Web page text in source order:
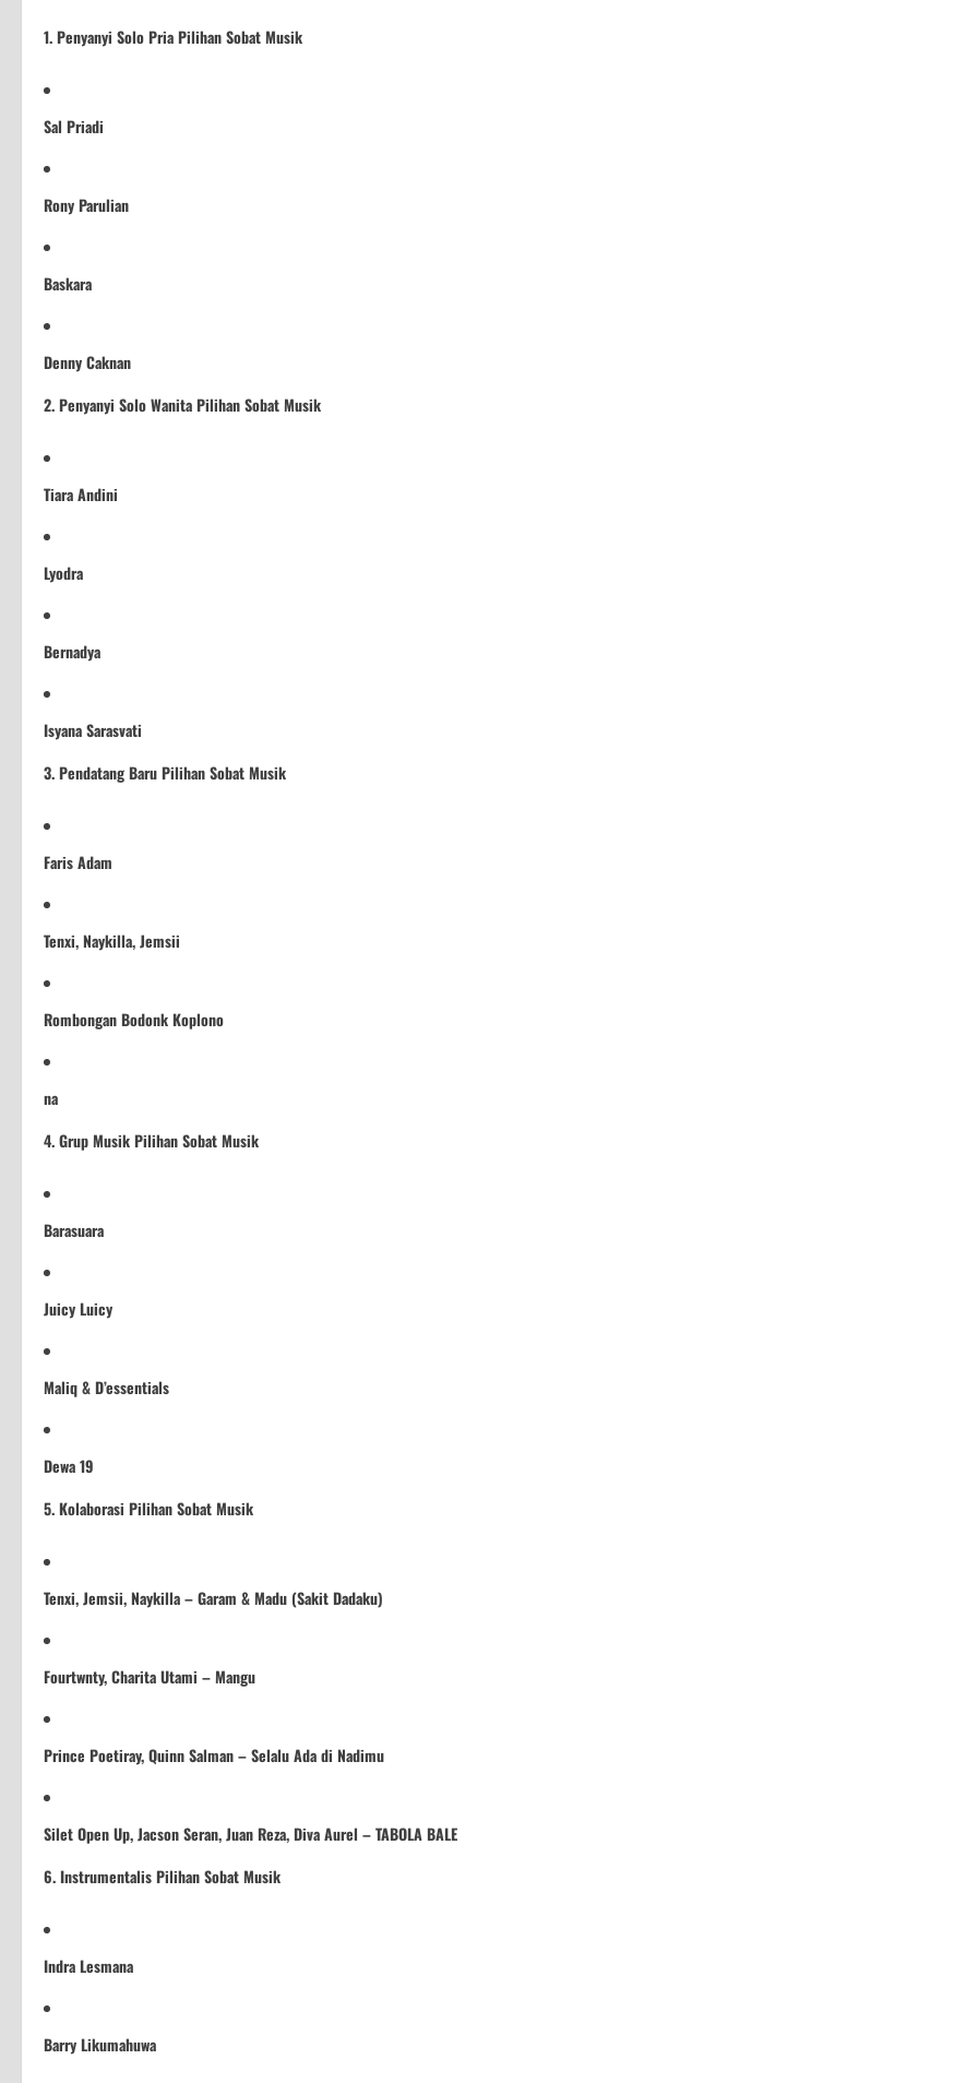
1. Penyanyi Solo Pria Pilihan Sobat Musik
Sal Priadi
Rony Parulian
Baskara
Denny Caknan
2. Penyanyi Solo Wanita Pilihan Sobat Musik
Tiara Andini
Lyodra
Bernadya
Isyana Sarasvati
3. Pendatang Baru Pilihan Sobat Musik
Faris Adam
Tenxi, Naykilla, Jemsii
Rombongan Bodonk Koplono
na
4. Grup Musik Pilihan Sobat Musik
Barasuara
Juicy Luicy
Maliq & D’essentials
Dewa 19
5. Kolaborasi Pilihan Sobat Musik
Tenxi, Jemsii, Naykilla – Garam & Madu (Sakit Dadaku)
Fourtwnty, Charita Utami – Mangu
Prince Poetiray, Quinn Salman – Selalu Ada di Nadimu
Silet Open Up, Jacson Seran, Juan Reza, Diva Aurel – TABOLA BALE
6. Instrumentalis Pilihan Sobat Musik
Indra Lesmana
Barry Likumahuwa